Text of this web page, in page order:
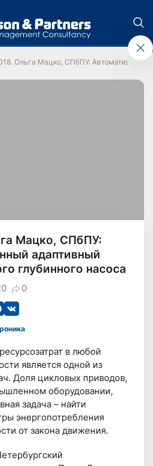
Ольга Мацко, СПбПУ:
Мацко, СПбПУ:
адаптивный
глубинного насоса
0
в любой
является одной из
Доля цикловых приводов,
оборудовании,
задача – найти
энергопотребления
от закона движения.